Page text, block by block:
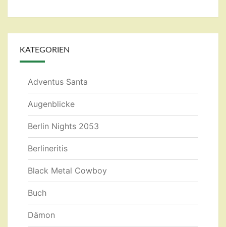
KATEGORIEN
Adventus Santa
Augenblicke
Berlin Nights 2053
Berlineritis
Black Metal Cowboy
Buch
Dämon